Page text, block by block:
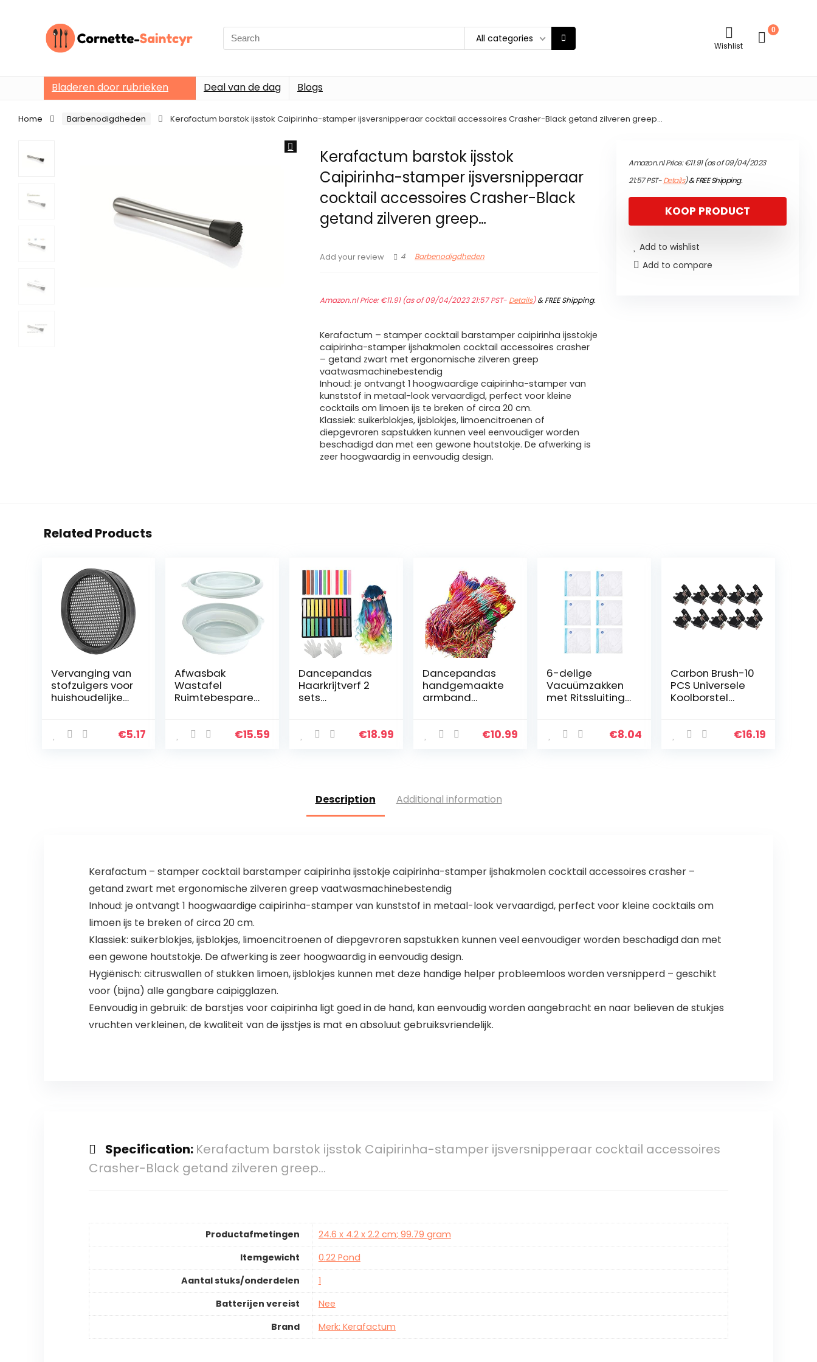
Search
for:
All categories
Wishlist
0
Bladeren door rubrieken Deal van de dag Blogs
Home Barbenodigdheden Kerafactum barstok ijsstok Caipirinha-stamper ijsversnipperaar cocktail accessoires Crasher-Black getand zilveren greep…
Kerafactum barstok ijsstok
Caipirinha-stamper ijsversnipperaar
cocktail accessoires Crasher-Black
getand zilveren greep…
Add your review 4 Barbenodigdheden
Amazon.nl Price:€11.91(as of 09/04/2023 21:57 PST- Details)&FREE Shipping.
Kerafactum – stamper cocktail barstamper caipirinha ijsstokje
caipirinha-stamper ijshakmolen cocktail accessoires crasher
– getand zwart met ergonomische zilveren greep
vaatwasmachinebestendig
Inhoud: je ontvangt 1 hoogwaardige caipirinha-stamper van
kunststof in metaal-look vervaardigd, perfect voor kleine
cocktails om limoen ijs te breken of circa 20 cm.
Klassiek: suikerblokjes, ijsblokjes, limoencitroenen of
diepgevroren sapstukken kunnen veel eenvoudiger worden
beschadigd dan met een gewone houtstokje. De afwerking is
zeer hoogwaardig in eenvoudig design.
Amazon.nl Price:€11.91(as of 09/04/2023
21:57 PST-Details)&FREE Shipping.
KOOP PRODUCT
Add to wishlist
Add to compare
Related Products
Vervanging van
stofzuigers voor
huishoudelijke
Geschikt voor€5.17
Afwasbak
Wastafel
Ruimtebesparen
keuken om te
€15.59
Dancepandas
Haarkrijtverf 2
sets
haarkrijt
€18.99
Dancepandas
handgemaakte
armband
armband
armband…
€10.99
6-delige
Vacuümzakken
met Ritssluiting
aars
€8.04
Carbon Brush-10
PCS Universele
Koolborstel
4KW 5KW 7KW
€16.19
Description Additional information
Kerafactum – stamper cocktail barstamper caipirinha ijsstokje caipirinha-stamper ijshakmolen cocktail accessoires crasher –
getand zwart met ergonomische zilveren greep vaatwasmachinebestendig
Inhoud: je ontvangt 1 hoogwaardige caipirinha-stamper van kunststof in metaal-look vervaardigd, perfect voor kleine cocktails om
limoen ijs te breken of circa 20 cm.
Klassiek: suikerblokjes, ijsblokjes, limoencitroenen of diepgevroren sapstukken kunnen veel eenvoudiger worden beschadigd dan met
een gewone houtstokje. De afwerking is zeer hoogwaardig in eenvoudig design.
Hygiënisch: citruswallen of stukken limoen, ijsblokjes kunnen met deze handige helper probleemloos worden versnipperd – geschikt
voor (bijna) alle gangbare caipigglazen.
Eenvoudig in gebruik: de barstjes voor caipirinha ligt goed in de hand, kan eenvoudig worden aangebracht en naar believen de stukjes
vruchten verkleinen, de kwaliteit van de ijsstjes is mat en absoluut gebruiksvriendelijk.
Specification: Kerafactum barstok ijsstok Caipirinha-stamper ijsversnipperaar cocktail accessoires
Crasher-Black getand zilveren greep…
Productafmetingen
24.6 x 4.2 x 2.2 cm; 99.79 gram
Itemgewicht
0.22 Pond
Aantal stuks/onderdelen
1
Batterijen vereist
Nee
Brand
Merk: Kerafactum